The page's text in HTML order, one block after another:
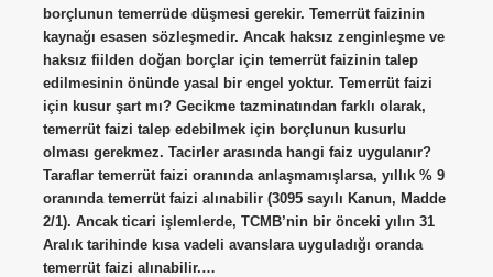
borçlunun temerrüde düşmesi gerekir. Temerrüt faizinin
kaynağı esasen sözleşmedir. Ancak haksız zenginleşme ve
haksız fiilden doğan borçlar için temerrüt faizinin talep
edilmesinin önünde yasal bir engel yoktur. Temerrüt faizi
için kusur şart mı? Gecikme tazminatından farklı olarak,
temerrüt faizi talep edebilmek için borçlunun kusurlu
olması gerekmez. Tacirler arasında hangi faiz uygulanır?
Taraflar temerrüt faizi oranında anlaşmamışlarsa, yıllık % 9
oranında temerrüt faizi alınabilir (3095 sayılı Kanun, Madde
2/1). Ancak ticari işlemlerde, TCMB’nin bir önceki yılın 31
Aralık tarihinde kısa vadeli avanslara uyguladığı oranda
temerrüt faizi alınabilir.…